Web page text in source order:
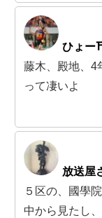
ひょー
藤木、殿地、4
って凄いよ
放送屋
５区の、國學
中から見たし